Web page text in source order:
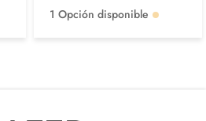
1 Opción disponible